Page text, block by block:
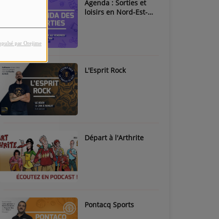
par Orejime
Agenda : Sorties et
loisirs en Nord-Est-
L'Esprit Rock
Départ à l'Arthrite
Pontacq Sports